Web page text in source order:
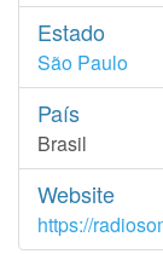
Estado
São Paulo
País
Brasil
Website
https://